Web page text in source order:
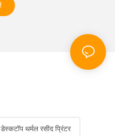
डेस्कटॉप थर्मल रसीद प्रिंटर